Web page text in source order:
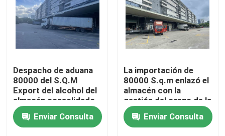
Hong Kong Bonded Warehouse
Servicio de Warehouse consolidado
Zona de libre comercio de China
Despacho de aduana
80000 del S.Q.M
Export del alcohol del
almacén consolidado
de la logística de la
tierra aero-marítimo
del envío
Enviar Consulta
La importación de
80000 S.q.m enlazó el
almacén con la
gestión del cargo de la
vuelta en las diversas
ubicaciones
Enviar Consulta